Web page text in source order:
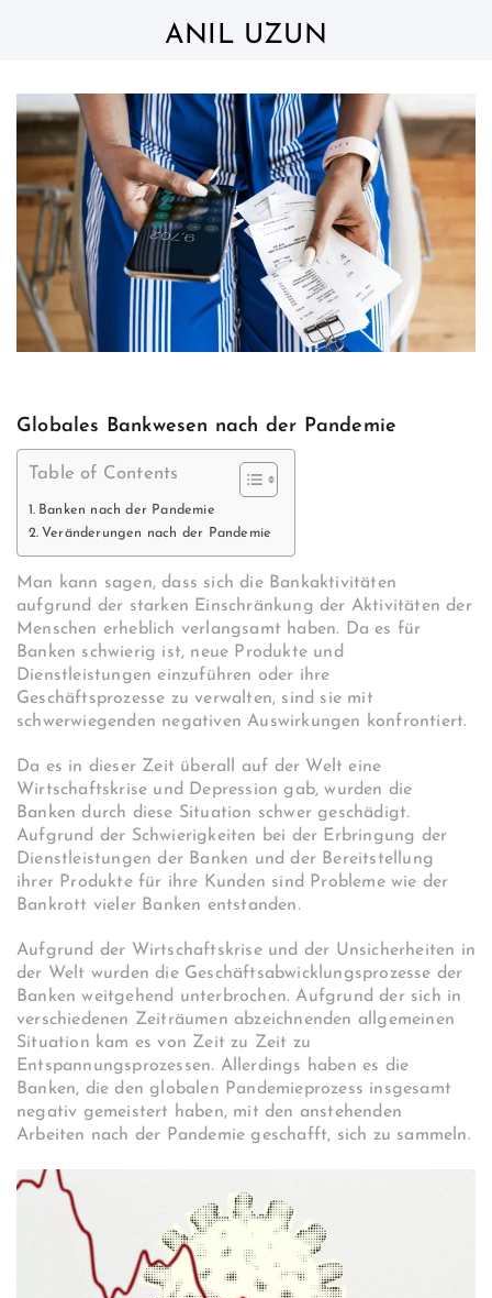
ANIL UZUN
Globales Bankwesen nach der Pandemie
Table of Contents
Banken nach der Pandemie
Veränderungen nach der Pandemie
Man kann sagen, dass sich die Bankaktivitäten
aufgrund der starken Einschränkung der Aktivitäten der
Menschen erheblich verlangsamt haben. Da es für
Banken schwierig ist, neue Produkte und
Dienstleistungen einzuführen oder ihre
Geschäftsprozesse zu verwalten, sind sie mit
schwerwiegenden negativen Auswirkungen konfrontiert.
Da es in dieser Zeit überall auf der Welt eine
Wirtschaftskrise und Depression gab, wurden die
Banken durch diese Situation schwer geschädigt.
Aufgrund der Schwierigkeiten bei der Erbringung der
Dienstleistungen der Banken und der Bereitstellung
ihrer Produkte für ihre Kunden sind Probleme wie der
Bankrott vieler Banken entstanden.
Aufgrund der Wirtschaftskrise und der Unsicherheiten in
der Welt wurden die Geschäftsabwicklungsprozesse der
Banken weitgehend unterbrochen. Aufgrund der sich in
verschiedenen Zeiträumen abzeichnenden allgemeinen
Situation kam es von Zeit zu Zeit zu
Entspannungsprozessen. Allerdings haben es die
Banken, die den globalen Pandemieprozess insgesamt
negativ gemeistert haben, mit den anstehenden
Arbeiten nach der Pandemie geschafft, sich zu sammeln.